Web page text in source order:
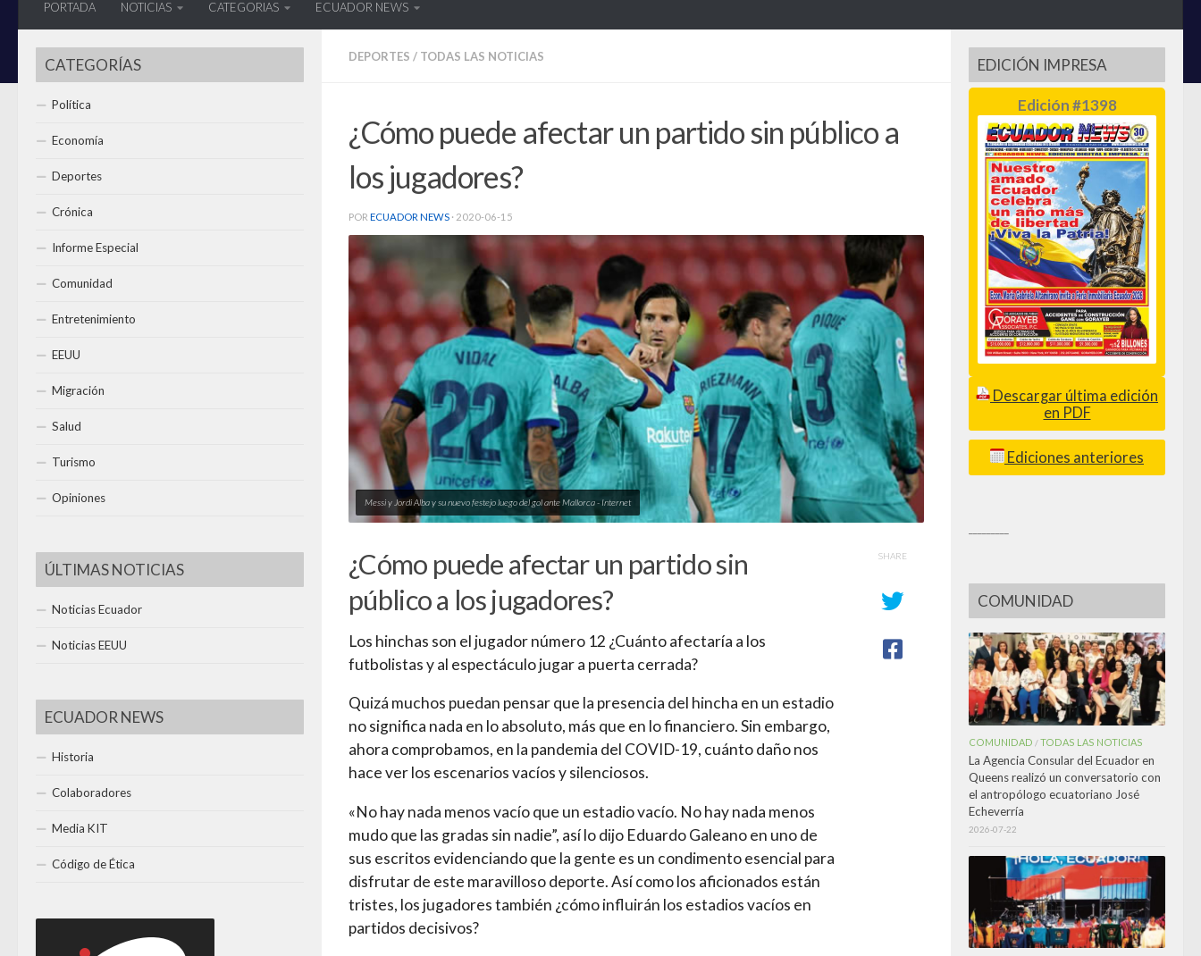
PORTADA NOTICIAS CATEGORIAS ECUADOR NEWS
DEPORTES / TODAS LAS NOTICIAS
¿Cómo puede afectar un partido sin público a
los jugadores?
POR ECUADOR NEWS · 2020-06-15
Messi y Jordi Alba y su nuevo festejo luego del gol ante Mallorca - Internet
¿Cómo puede afectar un partido sin
público a los jugadores?
Los hinchas son el jugador número 12 ¿Cuánto afectaría a los
futbolistas y al espectáculo jugar a puerta cerrada?
Quizá muchos puedan pensar que la presencia del hincha en un estadio
no significa nada en lo absoluto, más que en lo financiero. Sin embargo,
ahora comprobamos, en la pandemia del COVID-19, cuánto daño nos
hace ver los escenarios vacíos y silenciosos.
«No hay nada menos vacío que un estadio vacío. No hay nada menos
mudo que las gradas sin nadie”, así lo dijo Eduardo Galeano en uno de
sus escritos evidenciando que la gente es un condimento esencial para
disfrutar de este maravilloso deporte. Así como los aficionados están
tristes, los jugadores también ¿cómo influirán los estadios vacíos en
partidos decisivos?
SHARE
CATEGORÍAS
Política
Economía
Deportes
Crónica
Informe Especial
Comunidad
Entretenimiento
EEUU
Migración
Salud
Turismo
Opiniones
ÚLTIMAS NOTICIAS
Noticias Ecuador
Noticias EEUU
ECUADOR NEWS
Historia
Colaboradores
Media KIT
Código de Ética
EDICIÓN IMPRESA
Edición #1398
Descargar última edición
en PDF
Ediciones anteriores
COMUNIDAD
COMUNIDAD /TODAS LAS NOTICIAS
La Agencia Consular del Ecuador en
Queens realizó un conversatorio con
el antropólogo ecuatoriano José
Echeverría
2026-07-22